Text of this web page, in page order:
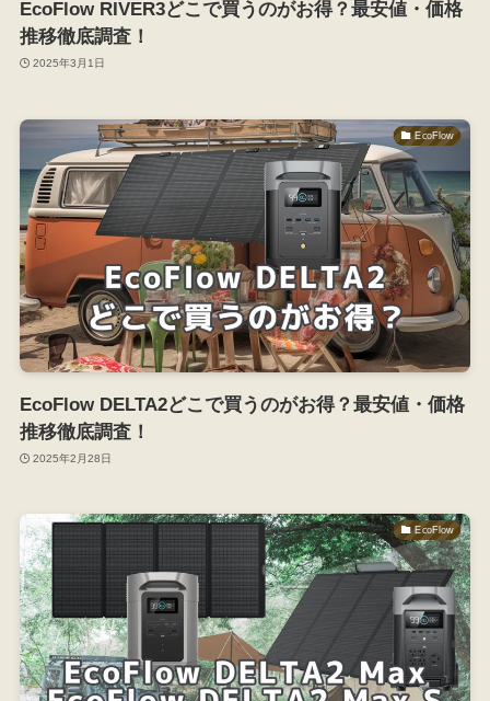
EcoFlow RIVER3どこで買うのがお得？最安値・価格
推移徹底調査！
2025年3月1日
EcoFlow
EcoFlow DELTA2どこで買うのがお得？最安値・価格
推移徹底調査！
2025年2月28日
EcoFlow